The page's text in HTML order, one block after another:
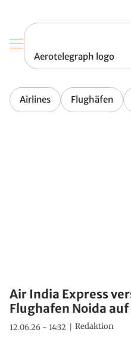
Aerotelegraph logo
Airlines Flughäfen
Air India Express
Flughafen Noida
12.06.26 - 14:32 Redaktion